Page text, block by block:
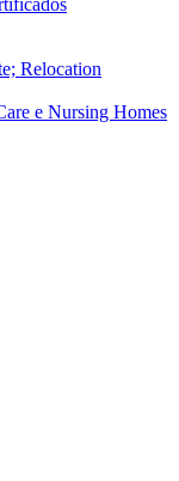
Relocation
e Nursing Homes